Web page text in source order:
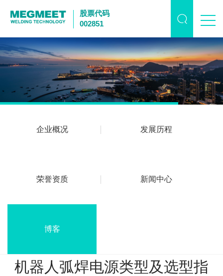
股票代码
002851
企业概况 发展历程
荣誉资质 新闻中心
博客
机器人弧焊电源类型及选型指